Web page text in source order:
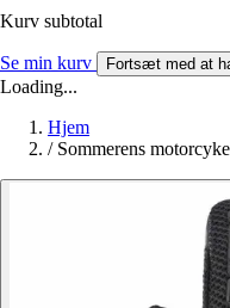
Kurv subtotal
Se min kurv Fortsæt med at
Loading...
Hjem
/ Sommerens